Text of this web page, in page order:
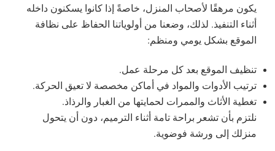
يكون مرهقًا لأصحاب المنزل، خاصةً إذا كانوا يسكنون داخله
أثناء التنفيذ. لذلك، وضعنا من أولوياتنا الحفاظ على نظافة
الموقع بشكل يومي ومنظم:
تنظيف الموقع بعد كل مرحلة عمل.
ترتيب الأدوات والمواد في أماكن مخصصة لا تعيق الحركة.
تغطية الأثاث والممرات لحمايتها من الغبار والرذاذ.
نلتزم بأن تشعر براحة تامة أثناء الترميم، دون أن يتحول
منزلك إلى ورشة فوضوية.